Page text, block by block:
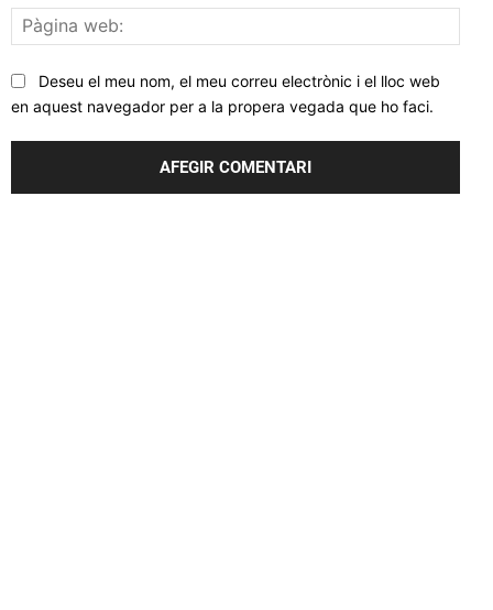
web:
Deseu el meu nom, el meu correu electrònic i el lloc web
en aquest navegador per a la propera vegada que ho faci.